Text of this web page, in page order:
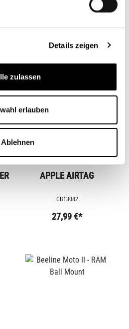
Details zeigen
zulassen
erlauben
Ablehnen
INTERFACE / HANDY
24,95 €*
APPLE AIRTAG
CB13082
27,99 €*